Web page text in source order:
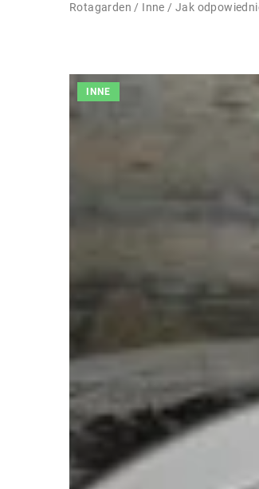
Rotagarden / Inne /Jak
INNE
Beata
Jak
do